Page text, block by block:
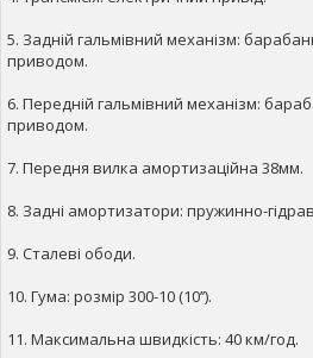
5. Задній гальмівний механізм:
приводом.
6. Передній гальмівний механізм:
приводом.
7. Передня вилка амортизаційна 38мм.
8. Задні амортизатори: пружинно-
9. Сталеві ободи.
10. Гума: розмір 300-10 (10’’).
11. Максимальна швидкість: 40 км/год.